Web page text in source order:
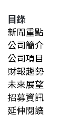
目錄
新聞重點
公司簡介
公司項目
財報趨勢
未來展望
招募資訊
延伸閱讀